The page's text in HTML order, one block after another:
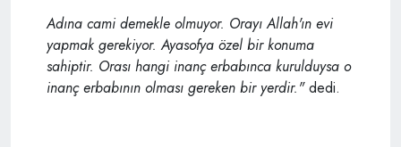
Adına cami demekle olmuyor. Orayı Allah'ın evi
yapmak gerekiyor. Ayasofya özel bir konuma
sahiptir. Orası hangi inanç erbabınca kurulduysa o
inanç erbabının olması gereken bir yerdir."dedi.